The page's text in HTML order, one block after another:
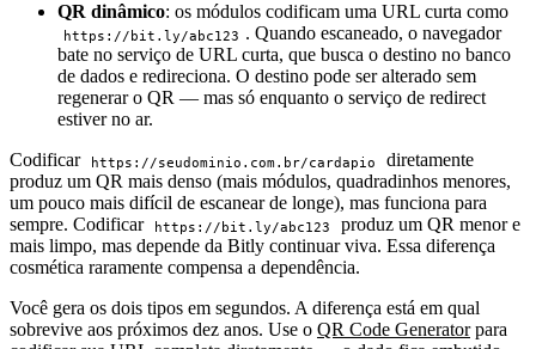
QR dinâmico: os módulos codificam uma URL curta como
https://bit.ly/abc123 . Quando escaneado, o navegador
bate no serviço de URL curta, que busca o destino no banco
de dados e redireciona. O destino pode ser alterado sem
regenerar o QR — mas só enquanto o serviço de redirect
estiver no ar.
Codificar
https://seudominio.com.br/cardapio
diretamente
produz um QR mais denso (mais módulos, quadradinhos menores,
um pouco mais difícil de escanear de longe), mas funciona para
sempre. Codificar
https://bit.ly/abc123
produz um QR menor e
mais limpo, mas depende da Bitly continuar viva. Essa diferença
cosmética raramente compensa a dependência.
Você gera os dois tipos em segundos. A diferença está em qual
sobrevive aos próximos dez anos. Use o QR Code Generatorpara